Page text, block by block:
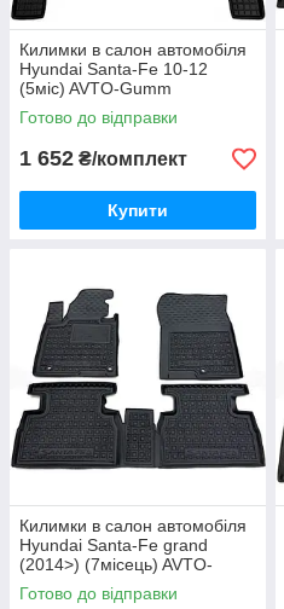
Килимки в салон автомобіля
Hyundai Santa-Fe 10-12
(5міс) AVTO-Gumm
Готово до відправки
1 652 ₴/комплект
Купити
Килимки в салон автомобіля
Hyundai Santa-Fe grand
(2014>) (7місець) AVTO-
Gumm
Готово до відправки